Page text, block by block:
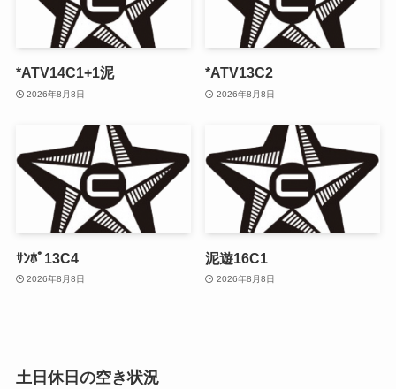
*ATV14C1+1泥
2026年8月8日
*ATV13C2
2026年8月8日
ｻﾝﾎﾟ13C4
2026年8月8日
泥遊16C1
2026年8月8日
土日休日の空き状況